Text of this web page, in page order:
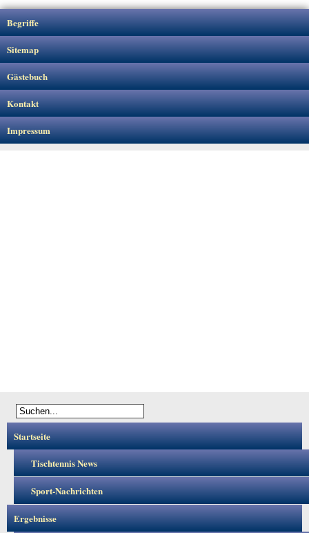
Begriffe
Sitemap
Gästebuch
Kontakt
Impressum
Startseite
Tischtennis News
Sport-Nachrichten
Ergebnisse